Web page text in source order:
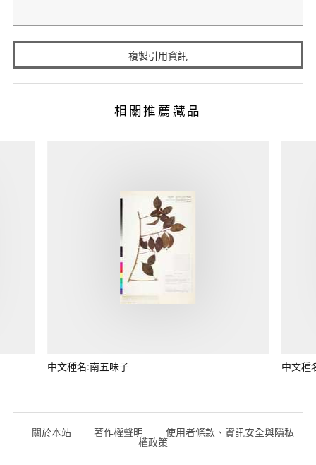
複製引用資訊
相關推薦藏品
中文種名:南五味子 中文種
關於本站 著作權聲明 使用者條款、資訊安全與隱私
權政策